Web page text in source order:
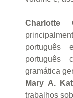
Charlotte
português
português
gramática
Mary A.
trabalhos